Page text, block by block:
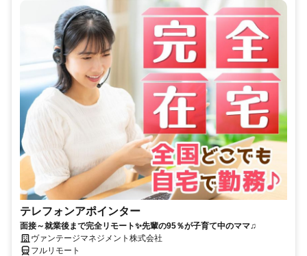
テレフォンアポインター
面接～就業後まで完全リモート✨先輩の95％が子育て中のママ♫
ヴァンテージマネジメント株式会社
フルリモート